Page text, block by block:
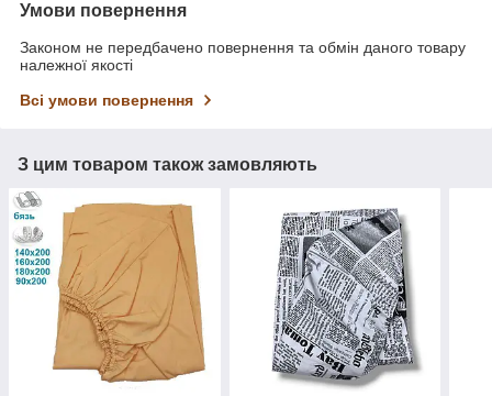
Умови повернення
Законом не передбачено повернення та обмін даного товару
належної якості
Всі умови повернення
З цим товаром також замовляють